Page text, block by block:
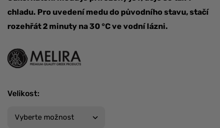
chladu. Pro uvedení medu do původního stavu, stačí
rozehřát 2 minuty na 30 °C ve vodní lázni.
Velikost: